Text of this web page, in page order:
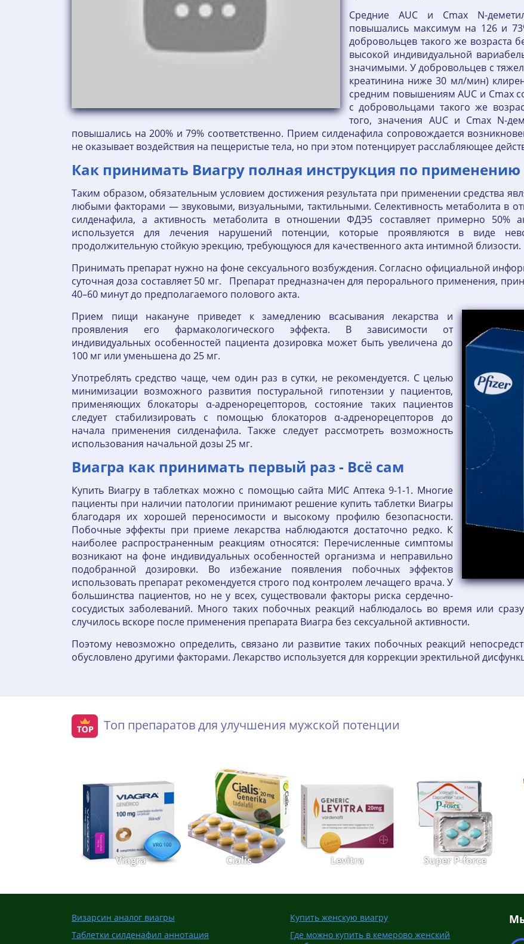
Средние AUC и Cmax N-
повышались максимум на 126 и
добровольцев такого же возраста
высокой индивидуальной
значимыми. У добровольцев с
креатинина ниже 30 мл/мин)
средним повышениям AUC и Cmax
с добровольцами такого же
того, значения AUC и Cmax N-
повышались на 200% и 79% соответственно. Прием силденафила сопровождается
не оказывает воздействия на пещеристые тела, но при этом потенцирует расслабляющее
Как принимать Виагру полная инструкция по применению
Таким образом, обязательным условием достижения результата при применении средства
любыми факторами — звуковыми, визуальными, тактильными. Селективность метаболита в
силденафила, а активность метаболита в отношении ФДЭ5 составляет примерно 50%
используется для лечения нарушений потенции, которые проявляются в виде
продолжительную стойкую эрекцию, требующуюся для качественного акта интимной близости.
Принимать препарат нужно на фоне сексуального возбуждения. Согласно официальной
суточная доза составляет 50 мг. Препарат предназначен для перорального применения,
40–60 минут до предполагаемого полового акта.
Прием пищи накануне приведет к замедлению всасывания лекарства и
проявления его фармакологического эффекта. В зависимости от
индивидуальных особенностей пациента дозировка может быть увеличена до
100 мг или уменьшена до 25 мг.
Употреблять средство чаще, чем один раз в сутки, не рекомендуется. С целью
минимизации возможного развития постуральной гипотензии у пациентов,
применяющих блокаторы α-адренорецепторов, состояние таких пациентов
следует стабилизировать с помощью блокаторов α-адренорецепторов до
начала применения силденафила. Также следует рассмотреть возможность
использования начальной дозы 25 мг.
Виагра как принимать первый раз - Всё сам
Купить Виагру в таблетках можно с помощью сайта МИС Аптека 9-1-1. Многие
пациенты при наличии патологии принимают решение купить таблетки Виагры
благодаря их хорошей переносимости и высокому профилю безопасности.
Побочные эффекты при приеме лекарства наблюдаются достаточно редко. К
наиболее распространенным реакциям относятся: Перечисленные симптомы
возникают на фоне индивидуальных особенностей организма и неправильно
подобранной дозировки. Во избежание появления побочных эффектов
использовать препарат рекомендуется строго под контролем лечащего врача. У
большинства пациентов, но не у всех, существовали факторы риска сердечно-
сосудистых заболеваний. Много таких побочных реакций наблюдалось во время или
случилось вскоре после применения препарата Виагра без сексуальной активности.
Поэтому невозможно определить, связано ли развитие таких побочных реакций
обусловлено другими факторами. Лекарство используется для коррекции эректильной
Топ препаратов для улучшения мужской потенции
Viagra Cialis Levitra Super P-force
Визарсин аналог виагры
Таблетки силденафил аннотация
Купить женскую виагру
Где можно купить в кемерово женский